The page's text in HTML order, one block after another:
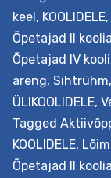
ühe aine
kollegiaalselt
nüüdisaegsel
õppeviise
Õpetaja õpib
planeerima
reading
keel, KOOLIDELE,
Õpetajad II
Õpetajad IV
areng, Sihtrühm,
ÜLIKOOLIDELE,
Tagged
KOOLIDELE,
Õpetajad II